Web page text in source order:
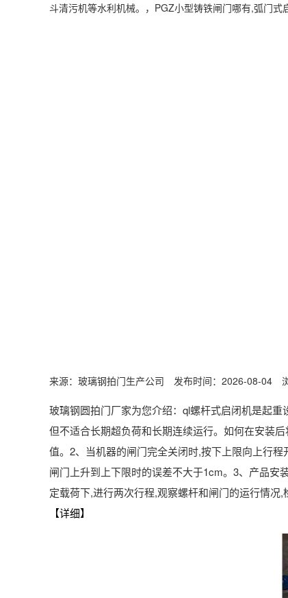
斗清污机等水利机械。，PGZ小型铸铁闸门哪有,弧门
来源：玻璃钢拍门生产公司 发布时间：2026-08-04
玻璃钢圆拍门厂家为您介绍：ql螺杆式启闭机是起
但不适合长期超负荷和长期连续运行。如何在安装
值。2、当机器的闸门完全关闭时,按下上限向上行
闸门上升到上下限时的误差不大于1cm。3、产品安
定载荷下,进行两次行程,观察螺杆和闸门的运行情
【详细】